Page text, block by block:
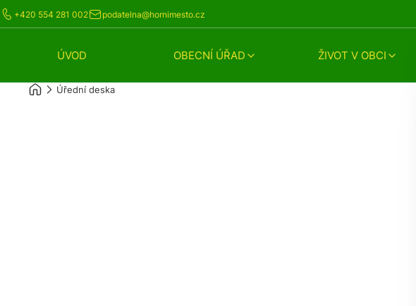
+420 554 281 002 podatelna@hornimesto.cz
ÚVOD OBECNÍ ÚŘAD ŽIVOT V OBCI
Úřední deska